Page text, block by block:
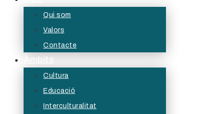
projectes de servei públic des de les àrees de
la cultura, l’educació, la participació i les diversitats.
Qui som
Valors
Contacte
Àmbits
Cultura
Educació
Interculturalitat